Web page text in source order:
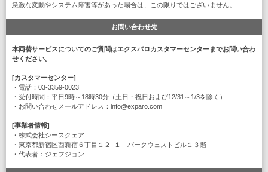
急激な変動やシステム障害等があった場合は、この限りではございません。
お問い合わせ先
本両替サービスについてのご質問はエクスパロカスタマーセンターまでお問い合わ
せください。
[カスタマーセンター]
・電話：03-3359-0023
・受付時間：平日9時～18時30分（土日・祝日および12/31～1/3を除く）
・お問い合わせメールアドレス：info@exparo.com
[事業者情報]
・株式会社シースクェア
・東京都新宿区西新宿６丁目１２−１ パークウェストビル１３階
・代表者：ジェフジョン